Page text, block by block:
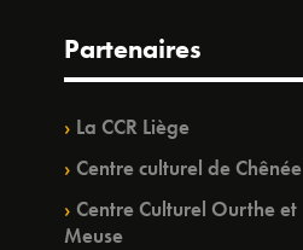
Partenaires
La CCR Liège
Centre culturel de Chênée
Centre Culturel Ourthe et
Meuse